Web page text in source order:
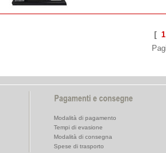
[ 1
Modalità di pagamento
Tempi di evasione
Modalità di consegna
Spese di trasporto